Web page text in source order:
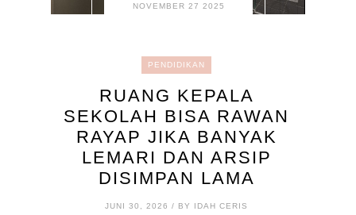
NOVEMBER 27 2025
PENDIDIKAN
RUANG KEPALA
SEKOLAH BISA RAWAN
RAYAP JIKA BANYAK
LEMARI DAN ARSIP
DISIMPAN LAMA
JUNI 30, 2026 / BY IDAH CERIS